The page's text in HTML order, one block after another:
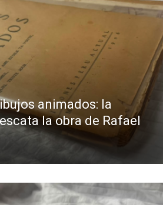
animados: la
la obra de Rafael